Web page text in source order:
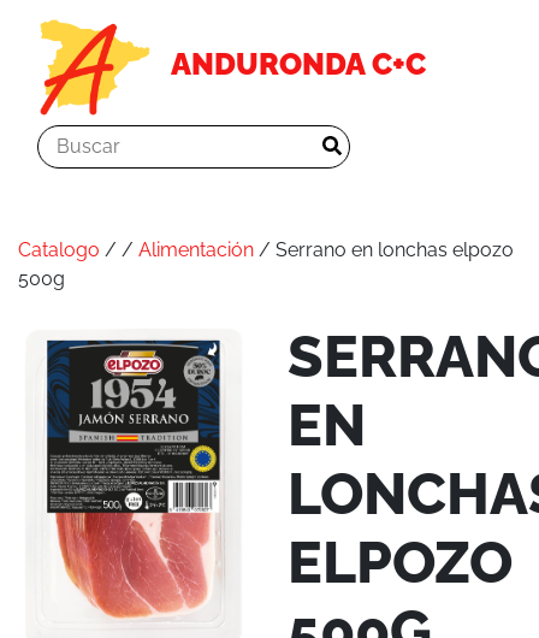
ANDURONDA C+C
Catalogo / / Alimentación / Serrano en lonchas elpozo
500g
EN
ELPOZO